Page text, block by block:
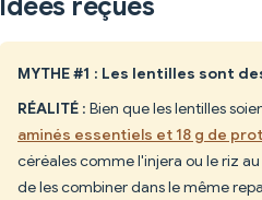
MYTHE #1 : Les lentilles sont
RÉALITÉ : Bien que les lentilles
aminés essentiels et 18 g de
céréales comme l'injera ou le riz
de les combiner dans le même